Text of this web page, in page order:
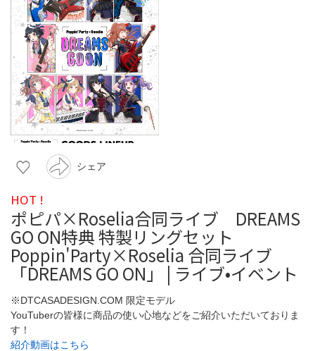
シェア
HOT !
ポピパ×Roselia合同ライブ DREAMS
GO ON特典 特製リングセット
Poppin'Party×Roselia 合同ライブ
「DREAMS GO ON」 | ライブ•イベント
※DTCASADESIGN.COM 限定モデル
YouTuberの皆様に商品の使い心地などをご紹介いただいておりま
す！
紹介動画はこちら